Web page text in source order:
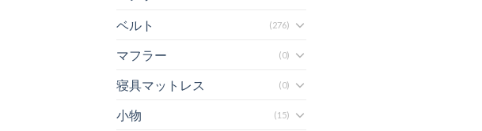
ベルト (276)
マフラー (0)
寝具マットレス (0)
小物 (15)